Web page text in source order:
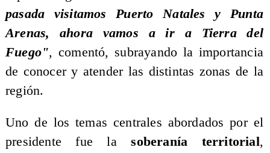
pasada visitamos Puerto Natales y Punta
Arenas, ahora vamos a ir a Tierra del
Fuego", comentó, subrayando la importancia
de conocer y atender las distintas zonas de la
región.
Uno de los temas centrales abordados por el
presidente fue lasoberanía territorial,